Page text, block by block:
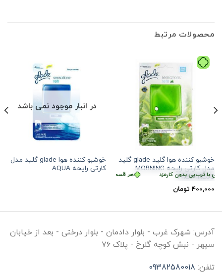
محصولات مرتبط
خوشبو کننده هوا گلید glade گلید
مدل کارتی رایحه MORNING
FRESHNESS
هر قسط 100,000 تومان با ترب‌پی بدون کارمزد
400,000 تومان
در انبار موجود نمی باشد
خوشبو کننده هوا glade گلید مدل
کارتی رایحه AQUA
آدرس: شهرک غرب - بلوار دادمان - بلوار درختی - بعد از خیابان
سپهر - نبش کوچه گلرخ - پلاک ۷۶
تلفن: 09382580018